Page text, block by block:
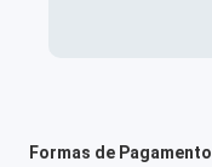
Formas de Pagamento